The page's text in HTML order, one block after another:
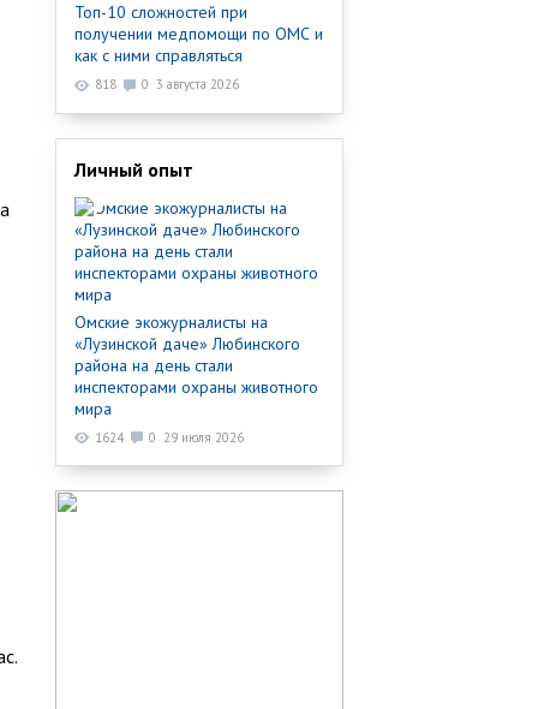
Топ-10 сложностей при
получении медпомощи по ОМС и
как с ними справляться
818 0 3 августа 2026
Личный опыт
Омские экожурналисты на
«Лузинской даче» Любинского
района на день стали
инспекторами охраны животного
мира
1624 0 29 июля 2026